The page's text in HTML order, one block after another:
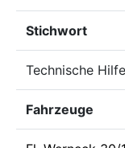
Stichwort
Technische
Fahrzeuge